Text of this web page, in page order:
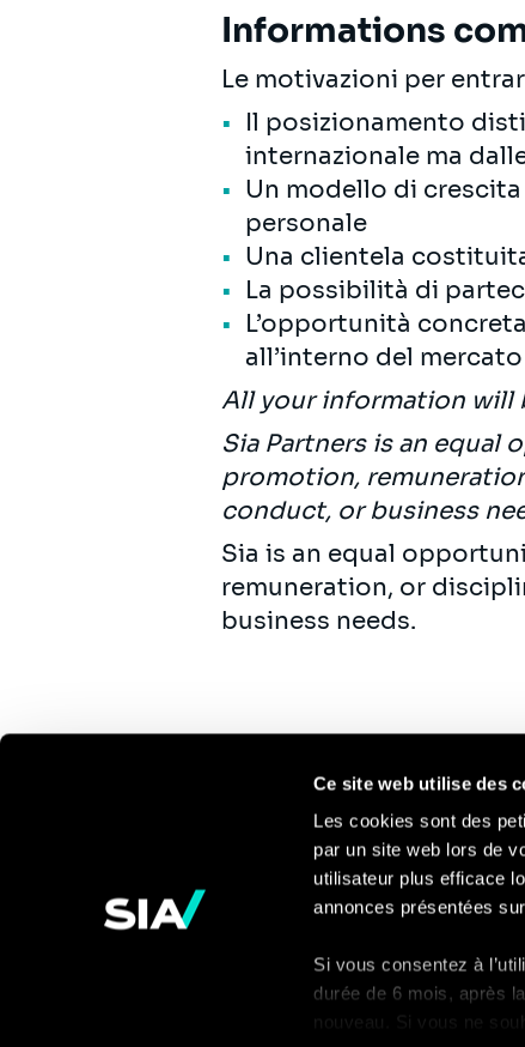
Ce site web utilise des
Les cookies sont des
par un site web lors de
utilisateur plus efficace
annonces présentées
Si vous consentez à
durée de 6 mois, après
nouveau. Si vous ne
Informations
Le motivazioni per
Il posizionamento
internazionale ma
Un modello di
personale
Una clientela
La possibilità di
L’opportunità
all’interno del
All your information will
Sia Partners is an
promotion,
conduct, or business
Sia is an equal
remuneration, or
business needs.
Pour en savoir
plus